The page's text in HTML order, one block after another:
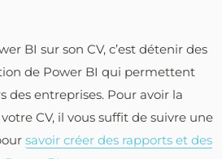
BI sur son CV, c’est détenir des
de Power BI qui permettent
des entreprises. Pour avoir la
CV, il vous suffit de suivre une
savoir créer des rapports et des